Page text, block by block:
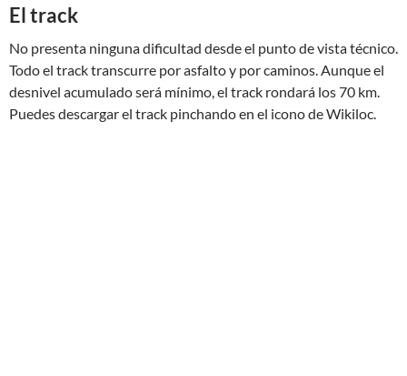
El track
No presenta ninguna dificultad desde el punto de vista técnico.
Todo el track transcurre por asfalto y por caminos. Aunque el
desnivel acumulado será mínimo, el track rondará los 70 km.
Puedes descargar el track pinchando en el icono de Wikiloc.